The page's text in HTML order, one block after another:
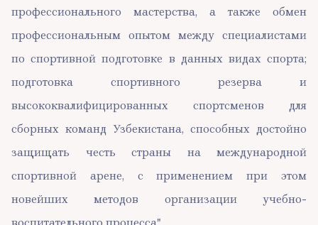
профессионального мастерства, а также обмен
профессиональным опытом между специалистами
по спортивной подготовке в данных видах спорта;
подготовка спортивного резерва и
высококвалифицированных спортсменов для
сборных команд Узбекистана, способных достойно
защищать честь страны на международной
спортивной арене, с применением при этом
новейших методов организации учебно-